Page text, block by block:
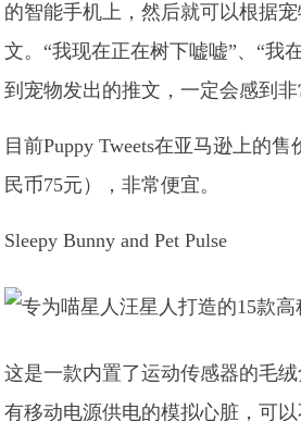
的智能手机上，然后就可以根据
文。“我现在正在树下嘘嘘”、“我
到宠物发出的推文，一定会感到非
目前Puppy Tweets在亚马逊上的
民币75元），非常便宜。
Sleepy Bunny and Pet Pulse
这是一款内置了运动传感器的毛
有移动电源供电的模拟心脏，可